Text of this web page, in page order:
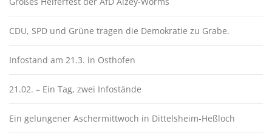
CDU, SPD und Grüne tragen die Demokratie zu Grabe.
Infostand am 21.3. in Osthofen
21.02. – Ein Tag, zwei Infostände
Ein gelungener Aschermittwoch in Dittelsheim-Heßloch